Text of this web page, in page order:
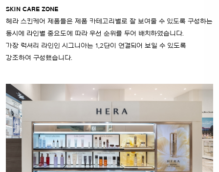
SKIN CARE ZONE
헤라 스킨케어 제품들은 제품 카테고리별로 잘 보여줄 수 있도록 구성하는
동시에 라인별 중요도에 따라 우선 순위를 두어 배치하였습니다.
가장 럭셔리 라인인 시그니아는 1,2단이 연결되어 보일 수 있도록
강조하여 구성했습니다.